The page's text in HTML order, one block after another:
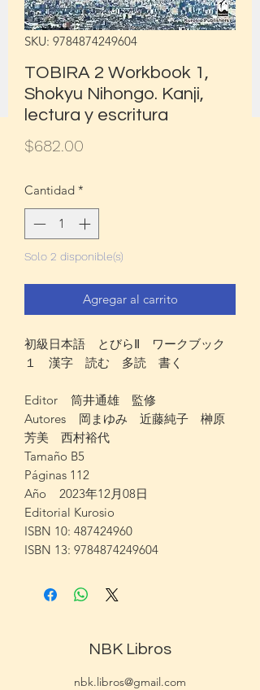
SKU: 9784874249604
TOBIRA 2 Workbook 1,
Shokyu Nihongo. Kanji,
lectura y escritura
$682.00
Cantidad *
Solo 2 disponible(s)
Agregar al carrito
初級日本語 とびらⅡ ワークブック
１ 漢字 読む 多読 書く
Editor 筒井通雄 監修
Autores 岡まゆみ 近藤純子 榊原
芳美 西村裕代
Tamaño B5
Páginas 112
Año 2023年12月08日
Editorial Kurosio
ISBN 10: 487424960
ISBN 13: 9784874249604
NBK Libros
nbk.libros@gmail.com